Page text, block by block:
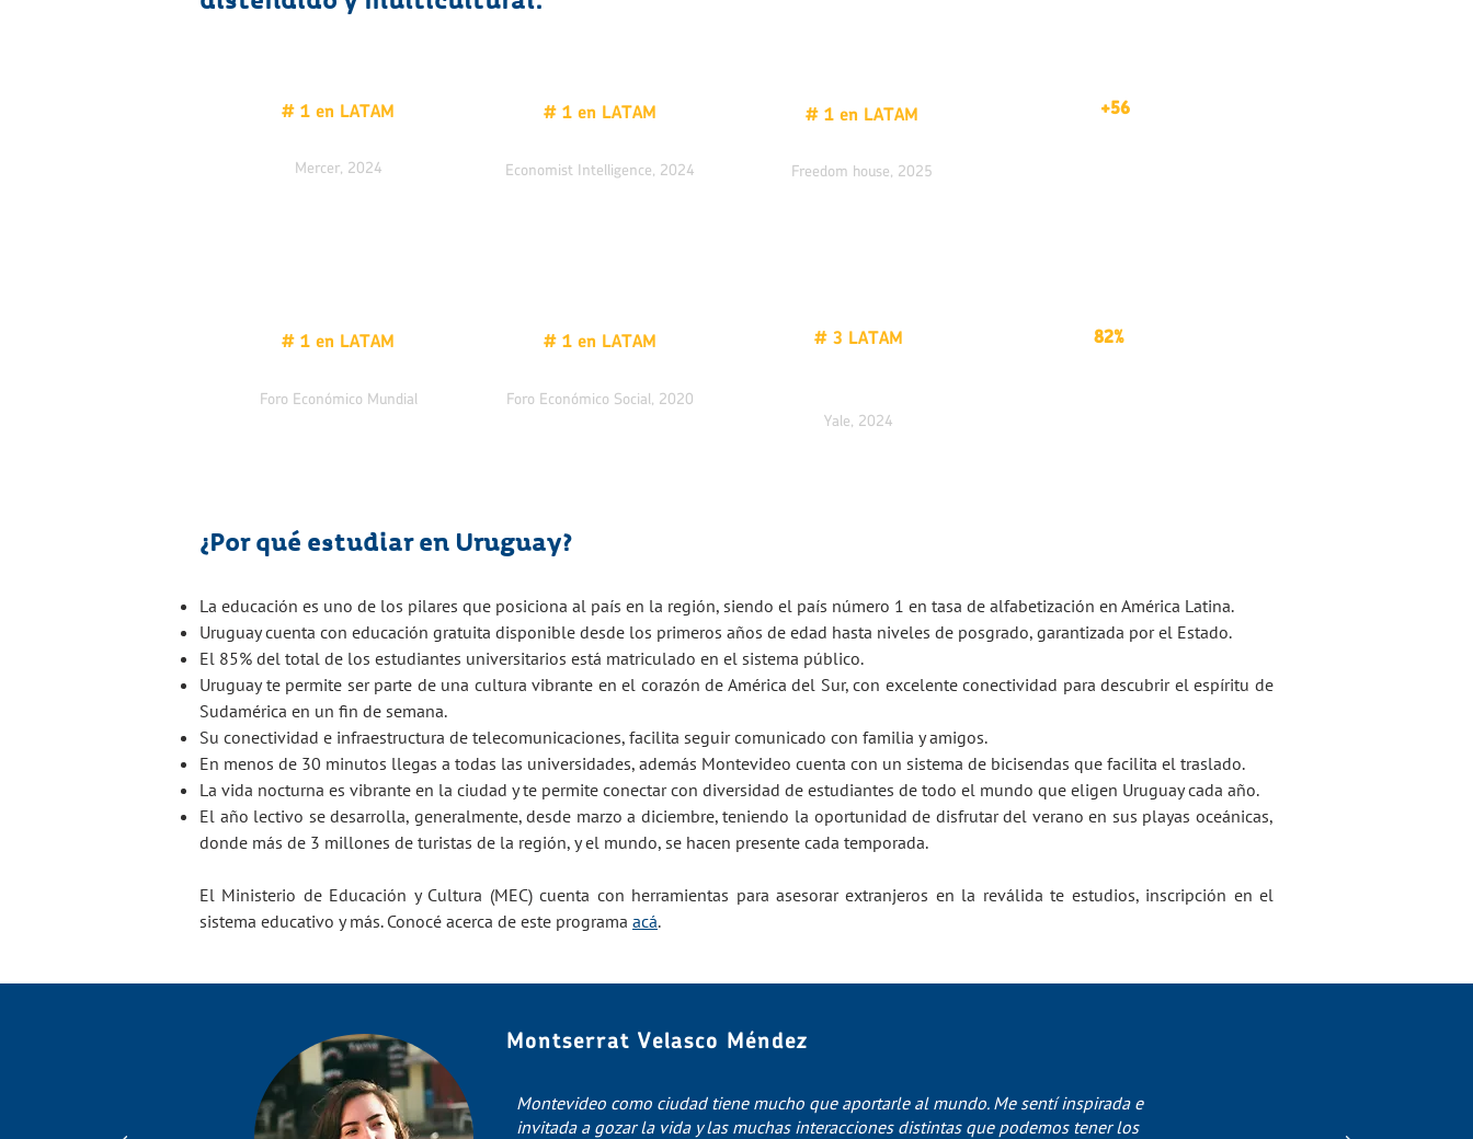
# 1 en LATAM
Mercer, 2024
# 1 en LATAM
Economist Intelligence, 2024
# 1 en LATAM
Freedom house, 2025
+56
# 1 en LATAM
Foro Económico Mundial
# 1 en LATAM
Foro Económico Social, 2020
# 3 LATAM
Yale, 2024
82%
¿Por qué estudiar en Uruguay?
La educación es uno de los pilares que posiciona al país en la región, siendo el país número 1 en tasa de alfabetización en América Latina.
Uruguay cuenta con educación gratuita disponible desde los primeros años de edad hasta niveles de posgrado, garantizada por el Estado.
El 85% del total de los estudiantes universitarios está matriculado en el sistema público.
Uruguay te permite ser parte de una cultura vibrante en el corazón de América del Sur, con excelente conectividad para descubrir el espíritu de
Sudamérica en un fin de semana.
Su conectividad e infraestructura de telecomunicaciones, facilita seguir comunicado con familia y amigos.
En menos de 30 minutos llegas a todas las universidades, además Montevideo cuenta con un sistema de bicisendas que facilita el traslado.
La vida nocturna es vibrante en la ciudad y te permite conectar con diversidad de estudiantes de todo el mundo que eligen Uruguay cada año.
El año lectivo se desarrolla, generalmente, desde marzo a diciembre, teniendo la oportunidad de disfrutar del verano en sus playas oceánicas,
donde más de 3 millones de turistas de la región, y el mundo, se hacen presente cada temporada.
El Ministerio de Educación y Cultura (MEC) cuenta con herramientas para asesorar extranjeros en la reválida te estudios, inscripción en el
sistema educativo y más. Conocé acerca de este programa acá.
Montserrat Velasco Méndez
Montevideo como ciudad tiene mucho que aportarle al mundo. Me sentí inspirada e
invitada a gozar la vida y las muchas interacciones distintas que podemos tener los